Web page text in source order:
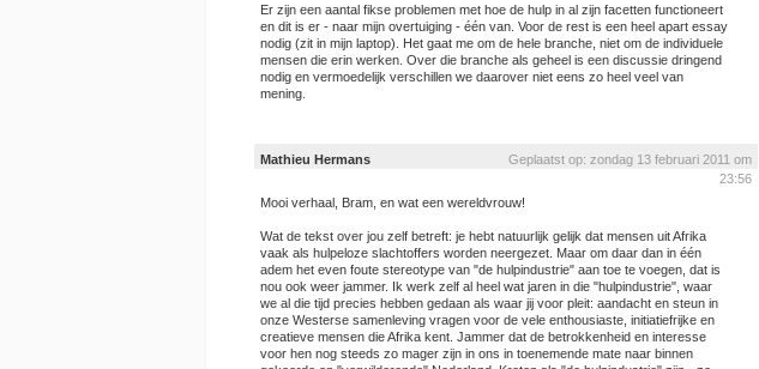
Er zijn een aantal fikse problemen met hoe de hulp in al zijn facetten functioneert
en dit is er - naar mijn overtuiging - één van. Voor de rest is een heel apart essay
nodig (zit in mijn laptop). Het gaat me om de hele branche, niet om de individuele
mensen die erin werken. Over die branche als geheel is een discussie dringend
nodig en vermoedelijk verschillen we daarover niet eens zo heel veel van
mening.
Mathieu Hermans
Geplaatst op: zondag 13 februari 2011 om
23:56
Mooi verhaal, Bram, en wat een wereldvrouw!
Wat de tekst over jou zelf betreft: je hebt natuurlijk gelijk dat mensen uit Afrika
vaak als hulpeloze slachtoffers worden neergezet. Maar om daar dan in één
adem het even foute stereotype van "de hulpindustrie" aan toe te voegen, dat is
nou ook weer jammer. Ik werk zelf al heel wat jaren in die "hulpindustrie", waar
we al die tijd precies hebben gedaan als waar jij voor pleit: aandacht en steun in
onze Westerse samenleving vragen voor de vele enthousiaste, initiatiefrijke en
creatieve mensen die Afrika kent. Jammer dat de betrokkenheid en interesse
voor hen nog steeds zo mager zijn in ons in toenemende mate naar binnen